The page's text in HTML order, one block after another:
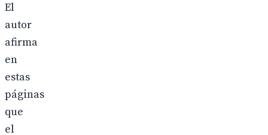
El
autor
afirma
en
estas
páginas
que
el